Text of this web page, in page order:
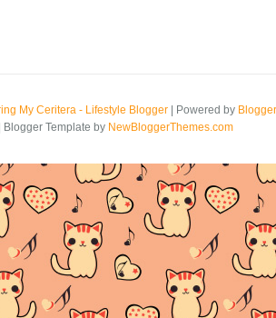
My Ceritera - Lifestyle Blogger | Powered by Blogger
| Blogger Template by NewBloggerThemes.com